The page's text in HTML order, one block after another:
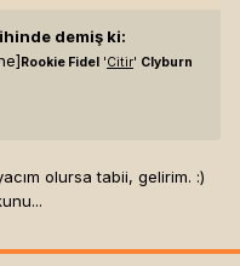
demiş ki:
Rookie Fidel 'Citir' Clyburn
olursa tabii, gelirim. :)